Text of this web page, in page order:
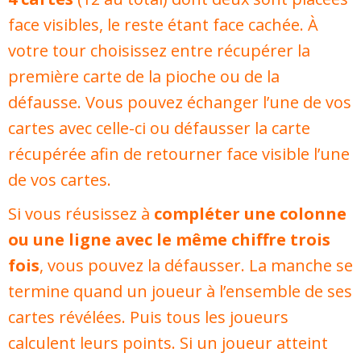
face visibles, le reste étant face cachée. À
votre tour choisissez entre récupérer la
première carte de la pioche ou de la
défausse. Vous pouvez échanger l’une de vos
cartes avec celle-ci ou défausser la carte
récupérée afin de retourner face visible l’une
de vos cartes.
Si vous réusissez à compléter une colonne
ou une ligne avec le même chiffre trois
fois, vous pouvez la défausser. La manche se
termine quand un joueur à l’ensemble de ses
cartes révélées. Puis tous les joueurs
calculent leurs points. Si un joueur atteint